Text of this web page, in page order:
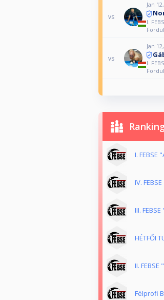
vs
Jan
I.
vs
Jan
I.
I. FEBSE
IV.
III.
HÉTFŐI
II.
Félprofi